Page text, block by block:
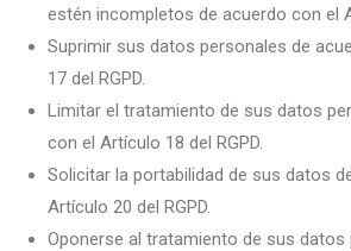
estén incompletos de acuerdo con el
Suprimir sus datos personales de
17 del RGPD.
Limitar el tratamiento de sus datos
con el Artículo 18 del RGPD.
Solicitar la portabilidad de sus datos
Artículo 20 del RGPD.
Oponerse al tratamiento de sus datos